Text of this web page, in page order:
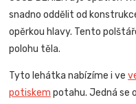
snadno oddělit od
opěrkou hlavy. Tento
polohu těla.
Tyto lehátka nabízíme i ve
potiskem potahu. Jedná se